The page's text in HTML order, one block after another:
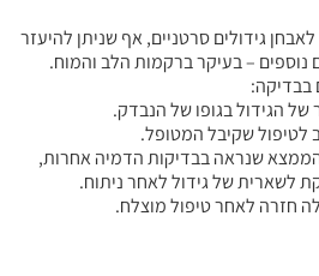
גידולים סרטניים, אף שניתן להיעזר
נוספים – בעיקר ברקמות הלב והמוח.
בבדיקה:
של הגידול בגופו של הנבדק.
לטיפול שקיבל המטופל.
שנראה בבדיקות הדמיה אחרות,
לשארית של גידול לאחר ניתוח.
חזרה לאחר טיפול מוצלח.